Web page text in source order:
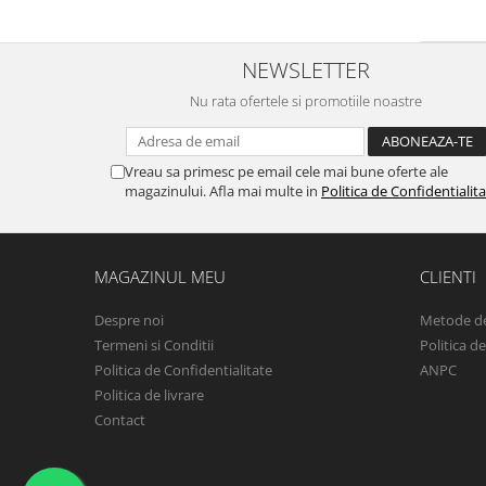
NEWSLETTER
Nu rata ofertele si promotiile noastre
Vreau sa primesc pe email cele mai bune oferte ale
magazinului. Afla mai multe in Politica de
MAGAZINUL MEU
Despre noi
Termeni si Conditii
Politica de Confidentialitate
Politica de livrare
Contact
CLIENTI
Metode
Politica
ANPC